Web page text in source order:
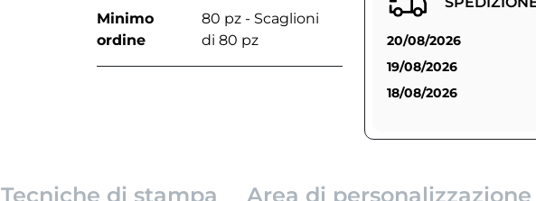
Minimo
ordine
80 pz - Scaglioni
di 80 pz
20/08/2026
19/08/2026
18/08/2026
Tecniche di stampa
Area di personalizzazione